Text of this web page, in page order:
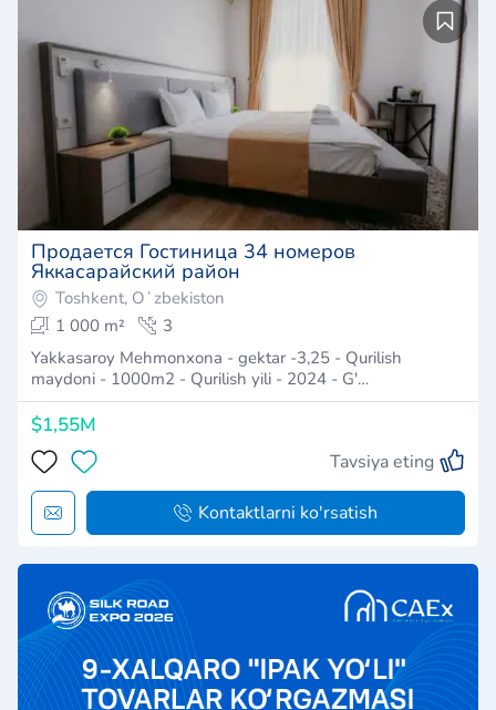
Продается Гостиница 34 номеров
Яккасарайский район
Toshkent, Oʻzbekiston
1 000 m²
3
Yakkasaroy Mehmonxona - gektar -3,25 - Qurilish
maydoni - 1000m2 - Qurilish yili - 2024 - G'…
$1,55M
Tavsiya eting
Kontaktlarni ko'rsatish